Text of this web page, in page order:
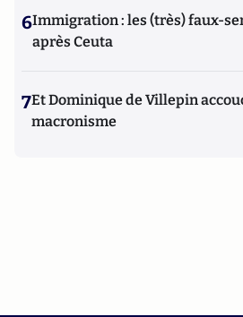
6Immigration : les (très) faux-
après Ceuta
7Et Dominique de Villepin
macronisme